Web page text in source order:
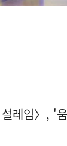
레임〉, '